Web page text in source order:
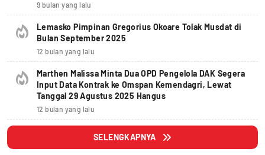
9 bulan yang lalu
Lemasko Pimpinan Gregorius Okoare Tolak Musdat di
Bulan September 2025
12 bulan yang lalu
Marthen Malissa Minta Dua OPD Pengelola DAK Segera
Input Data Kontrak ke Omspan Kemendagri, Lewat
Tanggal 29 Agustus 2025 Hangus
12 bulan yang lalu
SELENGKAPNYA